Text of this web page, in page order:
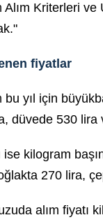
Kriterleri
fiyatlar
yıl için
düvede 530
ise kilogram
270 lira,
alım fiyatı